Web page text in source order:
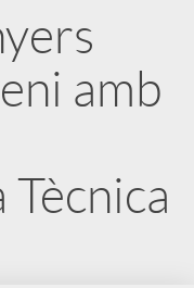
amb
Tècnica